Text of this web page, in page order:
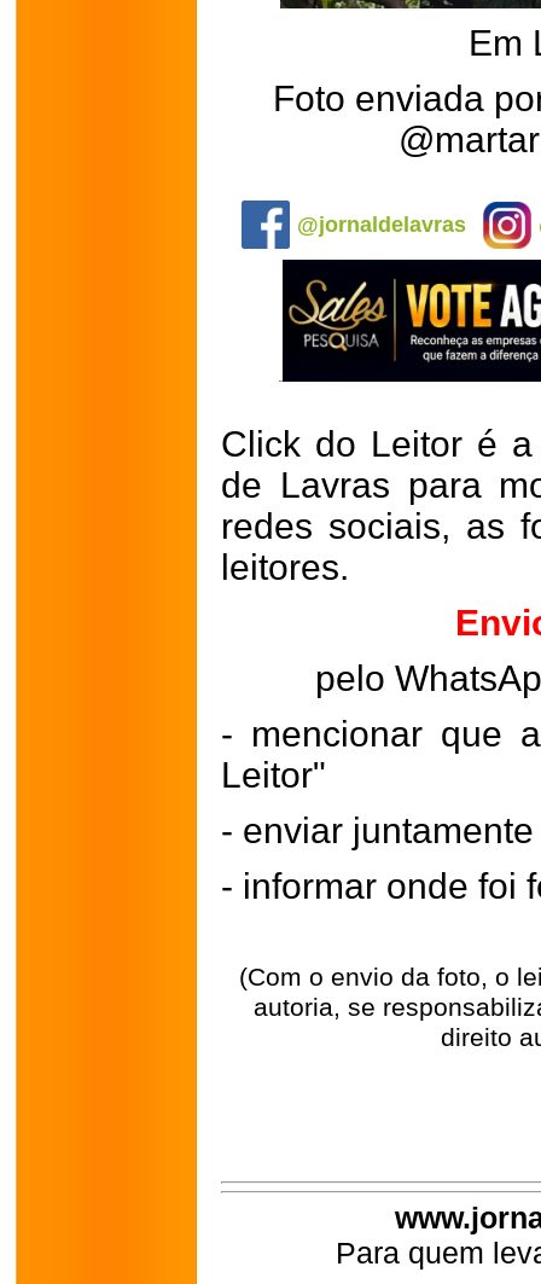
Em
Foto enviada
@jornaldelavras
Click do Leitor é
de Lavras para
redes sociais, as
leitores.
pelo
- mencionar que
Leitor"
- enviar
- informar onde foi
(Com o envio da foto, o
autoria, se
direito
Para quem